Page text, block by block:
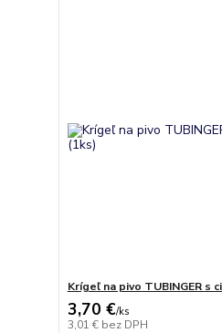
Krígeľ na pivo TUBINGER s
3,70 €/ks
3,01 € bez DPH